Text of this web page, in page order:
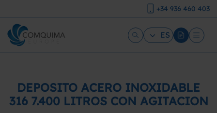
+34 936 460 403
ES
DEPOSITO ACERO INOXIDABLE
316 7.400 LITROS CON AGITACION